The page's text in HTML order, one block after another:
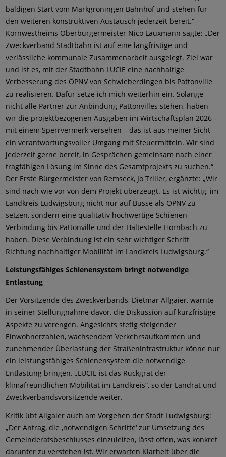
baldigen Start vom Markgröningen Bahnhof und stehen für
den weiteren konstruktiven Austausch jederzeit bereit.“
Kornwestheims Oberbürgermeister Nico Lauxmann sagte: „Der
Zweckverband Stadtbahn ist auf eine langfristige und
verlässliche kommunale Zusammenarbeit ausgelegt. Ziel war
und ist es, mit der Stadtbahn LUCIE eine nachhaltige
Verbesserung des ÖPNV von Schwieberdingen bis Pattonville
zu realisieren. Dafür setze ich mich weiterhin ein. Solange
nicht alle Partner zur Anbindung Pattonvilles stehen, haben
wir die projektbezogenen Ausgaben im Wirtschaftsplan 2026
mit einem Sperrvermerk versehen – das ist aus meiner Sicht
ein verantwortungsvoller Umgang mit Steuermitteln. Wir sind
jederzeit gerne bereit, in Gesprächen gemeinsam nach einer
tragfähigen Lösung im Sinne des Gesamtprojekts zu suchen.“
Der Erste Bürgermeister von Remseck, Jo Triller, ergänzte: „Wir
sind nach wie vor von dem Projekt überzeugt. Es ist wichtig, im
Landkreis Ludwigsburg nicht nur auf Busse als ÖPNV zu
setzen, sondern eine qualitativ hochwertige Schienen-
Verbindung bis Pattonville und der Haltestelle Hornbach zu
haben. Diese Verbindung ist ein sehr wichtiger Schritt
Richtung nachhaltiger Mobilität im Landkreis Ludwigsburg.“
Leistungsfähiges Schienensystem bringt notwendige
Entlastung
Der Vorsitzende des Zweckverbands, Dietmar Allgaier, warnte
in seiner Stellungnahme davor, die Diskussion auf kurzfristige
Aspekte zu verengen. Angesichts stetig steigender
Einwohnerzahlen, wachsendem Verkehrsaufkommen und
zunehmender Überlastung der Straßeninfrastruktur könne nur
ein leistungsfähiges Schienensystem die notwendige
Entlastung bringen. „LUCIE ist das Rückgrat der
klimafreundlichen Mobilität im Landkreis“, so der Landrat und
Zweckverbandsvorsitzende weiter.
Kritik übt Allgaier auch am Vorgehen der Stadt Ludwigsburg:
„Der Antrag, die ,notwendigen Schritte‘ zur Umsetzung des
Gemeinderatsbeschlusses einzuleiten, lässt offen, was konkret
darunter zu verstehen ist. Wir erwarten Klarheit über die